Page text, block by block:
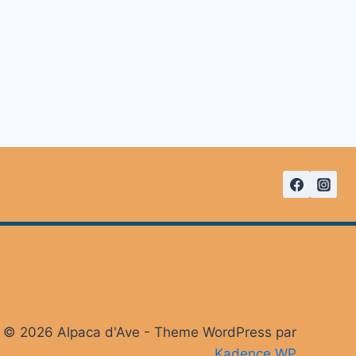
© 2026 Alpaca d'Ave - Theme WordPress par